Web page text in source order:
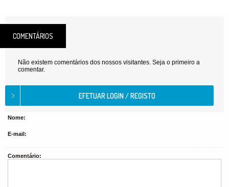
COMENTÁRIOS
Não existem comentários dos nossos visitantes. Seja o primeiro a
comentar.
Nome:
E-mail:
Comentário: